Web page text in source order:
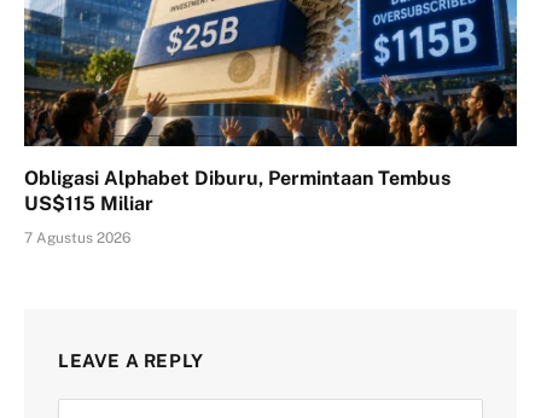
Obligasi Alphabet Diburu, Permintaan Tembus
US$115 Miliar
7 Agustus 2026
LEAVE A REPLY